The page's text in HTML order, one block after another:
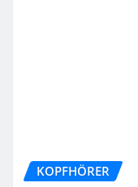
KOPFHÖRER